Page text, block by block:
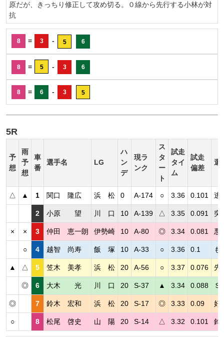
原だが、きっちり修正して攻め切る。０線から先行する小林が対
抗
8 = 3 - 5 6
8 = 5 - 3 6
8 = 6 - 3 5
5R
予
想
雨
予
想
車
番
選手名 LG
ハ
ン
デ
現ラ
ンク
ス
タ
ー
ト
試走
タイ
ム
試走
偏差
選
△ ▲ 1 関口 隆広 浜 松 0 A-174 ○ 3.36 0.101 逃
2 小原 望 川 口 10 A-139 △ 3.35 0.091 突
× × 3 仲田 恵一朗 伊勢崎 10 A-80 ◎ 3.34 0.081 悪
○ 4 越智 尚寿 飯 塚 10 A-33 ○ 3.36 0.1 も
▲ △ 5 笠木 美孝 浜 松 20 A-56 ○ 3.37 0.076 先
◎ 6 大木 光 川 口 20 S-37 ▲ 3.34 0.088 Ｓ
◎ 7 鈴木 宏和 浜 松 20 S-17 ◎ 3.33 0.09 好
○ 8 松尾 啓史 山 陽 20 S-14 △ 3.32 0.101 鈴